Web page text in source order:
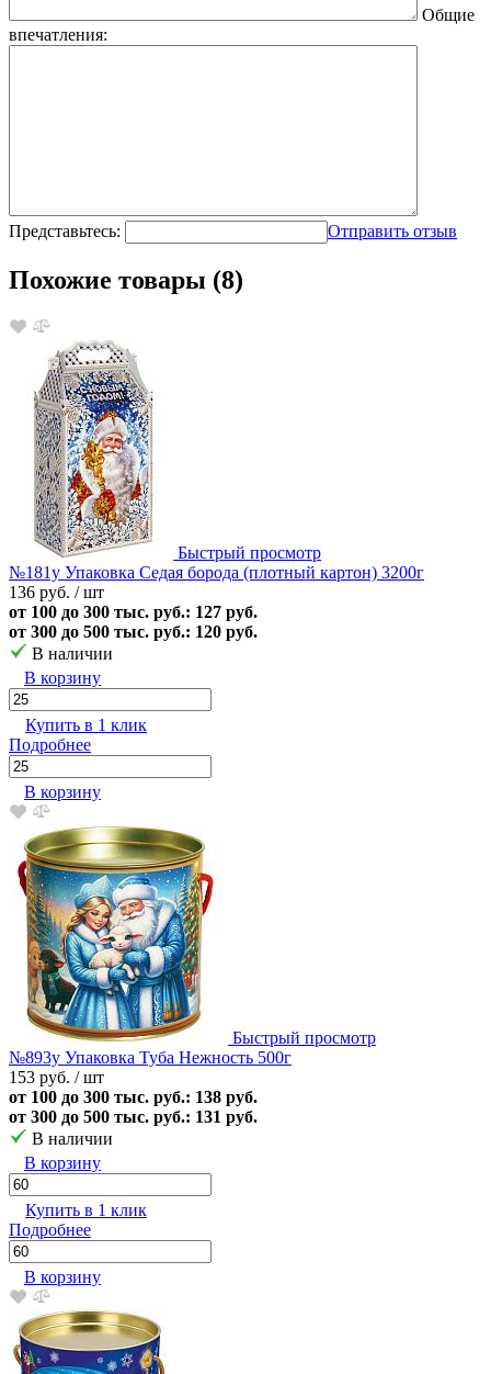
Общие
впечатления:
Представьтесь: Отправить отзыв
Похожие товары (8)
Быстрый просмотр
№181у Упаковка Седая борода (плотный картон) 3200г
136 руб. / шт
от 100 до 300 тыс. руб.: 127 руб.
от 300 до 500 тыс. руб.: 120 руб.
В наличии
В корзину
Купить в 1 клик
Подробнее
В корзину
Быстрый просмотр
№893у Упаковка Туба Нежность 500г
153 руб. / шт
от 100 до 300 тыс. руб.: 138 руб.
от 300 до 500 тыс. руб.: 131 руб.
В наличии
В корзину
Купить в 1 клик
Подробнее
В корзину